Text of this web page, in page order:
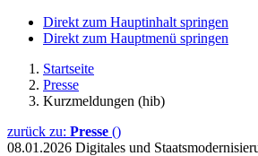
Direkt zum Hauptinhalt springen
Direkt zum Hauptmenü springen
Startseite
Presse
Kurzmeldungen (hib)
zurück zu: Presse ()
08.01.2026 Digitales und